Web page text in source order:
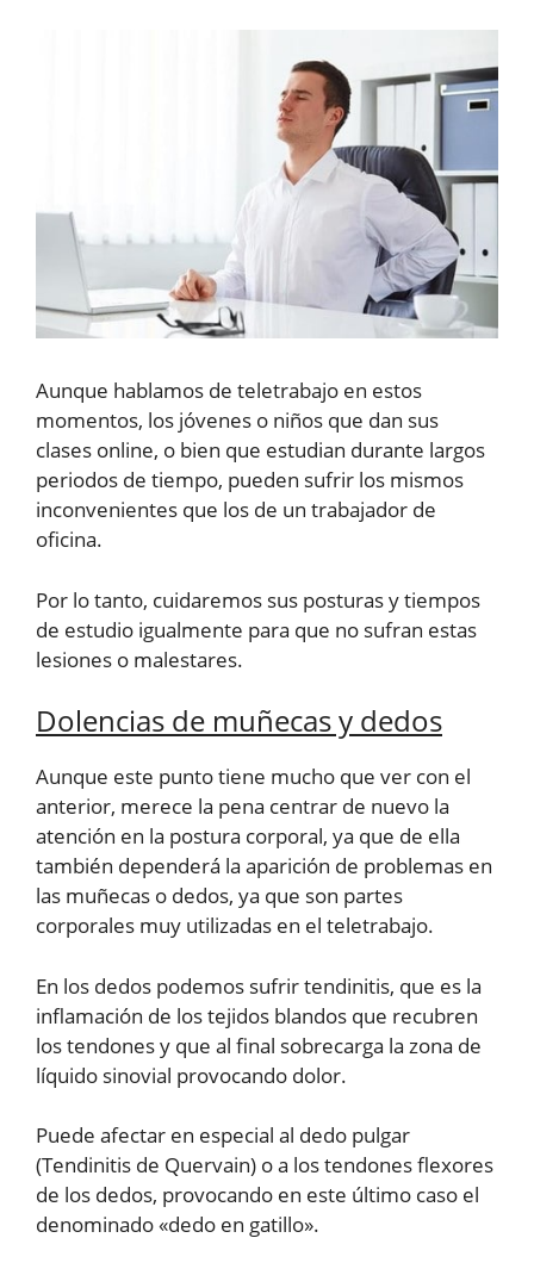
Aunque hablamos de teletrabajo en estos
momentos, los jóvenes o niños que dan sus
clases online, o bien que estudian durante largos
periodos de tiempo, pueden sufrir los mismos
inconvenientes que los de un trabajador de
oficina.
Por lo tanto, cuidaremos sus posturas y tiempos
de estudio igualmente para que no sufran estas
lesiones o malestares.
Dolencias de muñecas y dedos
Aunque este punto tiene mucho que ver con el
anterior, merece la pena centrar de nuevo la
atención en la postura corporal, ya que de ella
también dependerá la aparición de problemas en
las muñecas o dedos, ya que son partes
corporales muy utilizadas en el teletrabajo.
En los dedos podemos sufrir tendinitis, que es la
inflamación de los tejidos blandos que recubren
los tendones y que al final sobrecarga la zona de
líquido sinovial provocando dolor.
Puede afectar en especial al dedo pulgar
(Tendinitis de Quervain) o a los tendones flexores
de los dedos, provocando en este último caso el
denominado «dedo en gatillo».